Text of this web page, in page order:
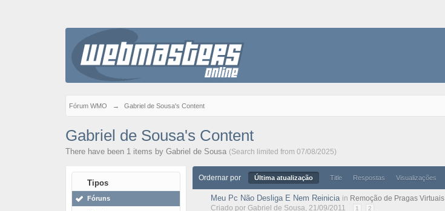
Fórum WMO → Gabriel de Sousa's Content
Gabriel de Sousa's Content
There have been 1 items by Gabriel de Sousa (Search limited from 07/08/2025)
Tipos
Fóruns
Ordernar por Última atualização Title Respostas Visualizações
Meu Pc Não Desliga E Nem Reinicia in Remoção de Pragas Virtuais
Criado por Gabriel de Sousa, 21/09/2011 1 2